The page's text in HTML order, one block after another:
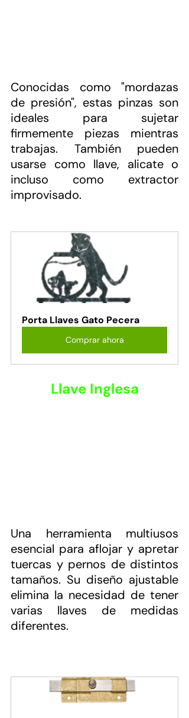
Conocidas como "mordazas
de presión", estas pinzas son
ideales para sujetar
firmemente piezas mientras
trabajas. También pueden
usarse como llave, alicate o
incluso como extractor
improvisado.
Porta Llaves Gato Pecera
Comprar ahora
Llave Inglesa
Una herramienta multiusos
esencial para aflojar y apretar
tuercas y pernos de distintos
tamaños. Su diseño ajustable
elimina la necesidad de tener
varias llaves de medidas
diferentes.